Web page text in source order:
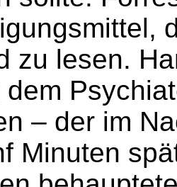
zu lesen.
– der im
Minuten